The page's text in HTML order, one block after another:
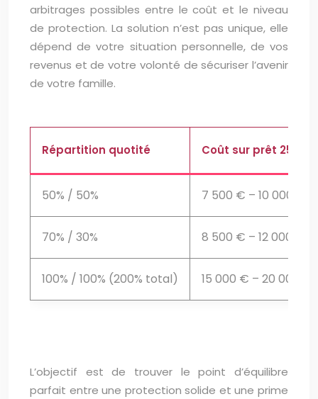
arbitrages possibles entre le coût et le niveau
de protection. La solution n’est pas unique, elle
dépend de votre situation personnelle, de vos
revenus et de votre volonté de sécuriser l’avenir
de votre famille.
Répartition quotité Coût sur prêt 250
50% / 50% 7 500 € – 10 000 €
70% / 30% 8 500 € – 12 000 €
100% / 100% (200% total) 15 000 € – 20 000 €
L’objectif est de trouver le point d’équilibre
parfait entre une protection solide et une prime